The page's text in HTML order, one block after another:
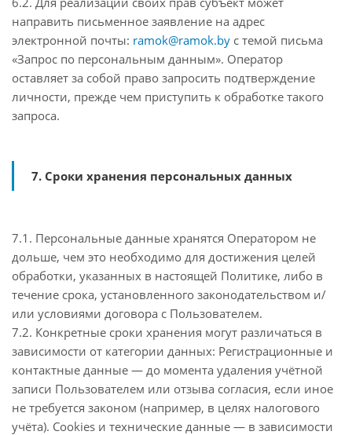
направить письменное заявление на адрес
электронной почты: ramok@ramok.by с темой письма
«Запрос по персональным данным». Оператор
оставляет за собой право запросить подтверждение
личности, прежде чем приступить к обработке такого
запроса.
7. Сроки хранения персональных данных
7.1. Персональные данные хранятся Оператором не
дольше, чем это необходимо для достижения целей
обработки, указанных в настоящей Политике, либо в
течение срока, установленного законодательством и/
или условиями договора с Пользователем.
7.2. Конкретные сроки хранения могут различаться в
зависимости от категории данных: Регистрационные и
контактные данные — до момента удаления учётной
записи Пользователем или отзыва согласия, если иное
не требуется законом (например, в целях налогового
учёта). Cookies и технические данные — в зависимости